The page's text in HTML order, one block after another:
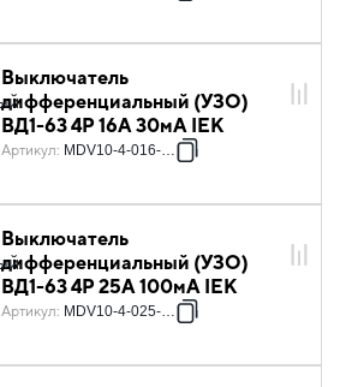
Выключатель
дифференциальный (УЗО)
ВД1-63 4Р 16А 30мА IEK
Артикул: MDV10-4-016-030
Выключатель
дифференциальный (УЗО)
ВД1-63 4Р 25А 100мА IEK
Артикул: MDV10-4-025-100